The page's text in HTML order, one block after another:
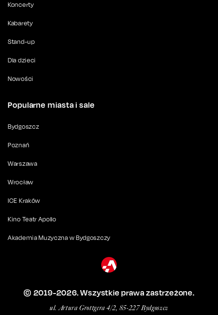
Koncerty
Kabarety
Stand-up
Dla dzieci
Nowości
Popularne miasta i sale
Bydgoszcz
Poznań
Warszawa
Wrocław
ICE Kraków
Kino Teatr Apollo
Akademia Muzyczna w Bydgoszczy
© 2019-2026. Wszystkie prawa zastrzeżone.
ul. Artura Grottgera 4/2, 85-227 Bydgoszcz